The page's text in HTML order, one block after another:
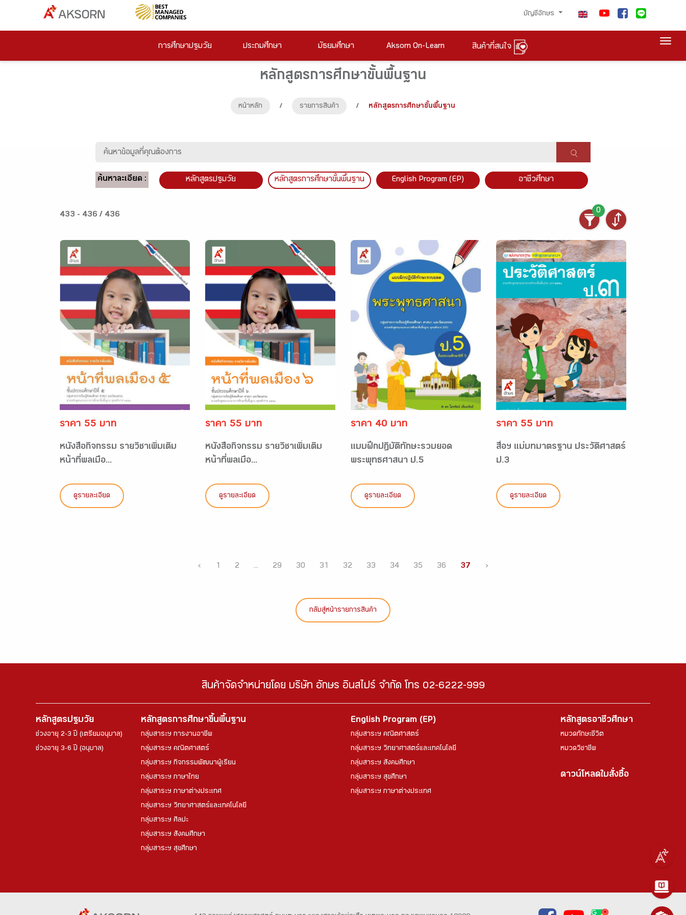
บัญชีอักษร
การศึกษาปฐมวัย ประถมศึกษา มัธยมศึกษา Aksorn On-Learn สินค้าที่สนใจ
หลักสูตรการศึกษาขั้นพื้นฐาน
หน้าหลัก / รายการสินค้า / หลักสูตรการศึกษาขั้นพื้นฐาน
ค้นหาละเอียด : หลักสูตรปฐมวัย หลักสูตรการศึกษาขั้นพื้นฐาน English Program (EP) อาชีวศึกษา
433 - 436 / 436
0
ราคา 55 บาท
หนังสือกิจกรรม รายวิชาเพิ่มเติม
หน้าที่พลเมือ...
ดูรายละเอียด
ราคา 55 บาท
หนังสือกิจกรรม รายวิชาเพิ่มเติม
หน้าที่พลเมือ...
ดูรายละเอียด
ราคา 40 บาท
แบบฝึกปฏิบัติทักษะรวบยอด
พระพุทธศาสนา ป.5
ดูรายละเอียด
ราคา 55 บาท
สื่อฯ แม่บทมาตรฐาน ประวัติศาสตร์
ป.3
ดูรายละเอียด
‹ 1 2 ... 29 30 31 32 33 34 35 36 37 ›
กลับสู่หน้ารายการสินค้า
สินค้าจัดจำหน่ายโดย บริษัท อักษร อินสไปร์ จำกัด โทร 02-6222-999
หลักสูตรปฐมวัย
ช่วงอายุ 2-3 ปี (เตรียมอนุบาล)
ช่วงอายุ 3-6 ปี (อนุบาล)
หลักสูตรการศึกษาขึ้นพื้นฐาน
กลุ่มสาระฯ การงานอาชีพ
กลุ่มสาระฯ คณิตศาสตร์
กลุ่มสาระฯ กิจกรรมพัฒนาผู้เรียน
กลุ่มสาระฯ ภาษาไทย
กลุ่มสาระฯ ภาษาต่างประเทศ
กลุ่มสาระฯ วิทยาศาสตร์และเทคโนโลยี
กลุ่มสาระฯ ศิลปะ
กลุ่มสาระฯ สังคมศึกษา
กลุ่มสาระฯ สุขศึกษา
English Program (EP)
กลุ่มสาระฯ คณิตศาสตร์
กลุ่มสาระฯ วิทยาศาสตร์และเทคโนโลยี
กลุ่มสาระฯ สังคมศึกษา
กลุ่มสาระฯ สุขศึกษา
กลุ่มสาระฯ ภาษาต่างประเทศ
หลักสูตรอาชีวศึกษา
หมวดทักษะชีวิต
หมวดวิชาชีพ
ดาวน์โหลดใบสั่งซื้อ